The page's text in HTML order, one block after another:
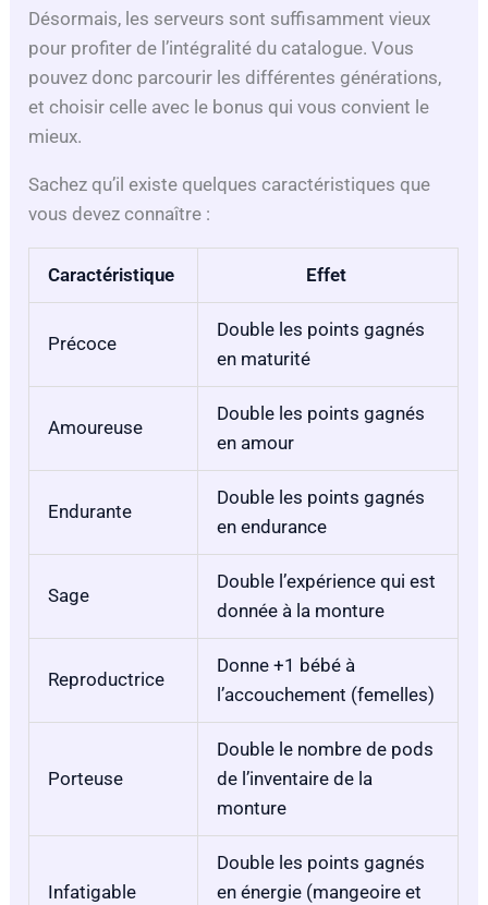
Désormais, les serveurs sont suffisamment vieux
pour profiter de l’intégralité du catalogue. Vous
pouvez donc parcourir les différentes générations,
et choisir celle avec le bonus qui vous convient le
mieux.
Sachez qu’il existe quelques caractéristiques que
vous devez connaître :
Caractéristique Effet
Précoce
Double les points gagnés
en maturité
Amoureuse
Double les points gagnés
en amour
Endurante
Double les points gagnés
en endurance
Sage
Double l’expérience qui est
donnée à la monture
Reproductrice
Donne +1 bébé à
l’accouchement (femelles)
Porteuse
Double le nombre de pods
de l’inventaire de la
monture
Infatigable
Double les points gagnés
en énergie (mangeoire et